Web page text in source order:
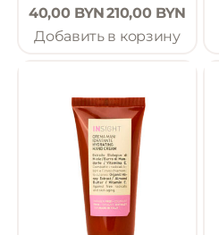
40,00 BYN210,00 BYN
Добавить в корзину